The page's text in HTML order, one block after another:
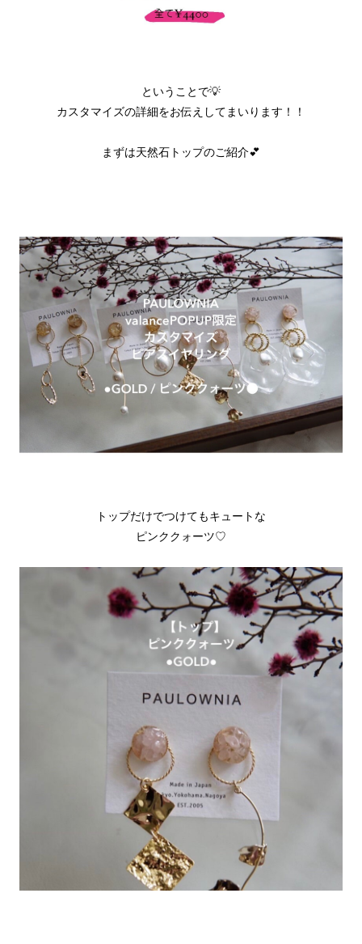
ということで💡
カスタマイズの詳細をお伝えしてまいります！！
まずは天然石トップのご紹介💕
トップだけでつけてもキュートな
ピンククォーツ♡